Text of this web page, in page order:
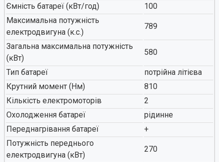
Ємність батареї (кВт/год)
100
Максимальна потужність
електродвигуна (к.с.)
789
Загальна максимальна потужність
(кВт)
580
Тип батареї
потрійна літієва
Крутний момент (Нм)
810
Кількість електромоторів
2
Охолодження батареї
рідинне
Переднагрівання батареї
+
Потужність переднього
електродвигуна (кВт)
270